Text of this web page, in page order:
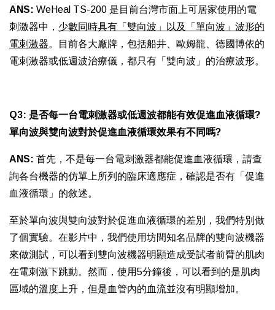
ANS: WeHeal TS-200 是目前台灣市面上可居家使用的電
刺激器中， 少數同時具有「雙向波」以及「單向波」波形的
電刺激器。目前各大廠牌，包括船井、歐姆龍、德國博依的
電刺激器或低週波治療儀，都只有「雙向波」的治療波形。
Q3: 是否每一台電刺激器或低週波都能有效促進血液循環?
單向波與雙向波對於促進血液循環效果有不同嗎?
ANS: 首先，不是每一台電刺激器都能促進血液循環，請查
詢各台機器的仿單上所列的臨床適應症，確認是否有「促進
血液循環」的敘述。
至於單向波與雙向波對於促進血液循環的差別，我們特別做
了個實驗。在影片中，我們使用坊間知名品牌的雙向波機器
來做測試，可以看到雙向波機器明顯造成受試者前臂的肌肉
在電刺激下跳動。然而，使用5分鐘後，可以看到的是肌肉
區域的溫度上升，但是血管內的血流並沒有明顯增加。